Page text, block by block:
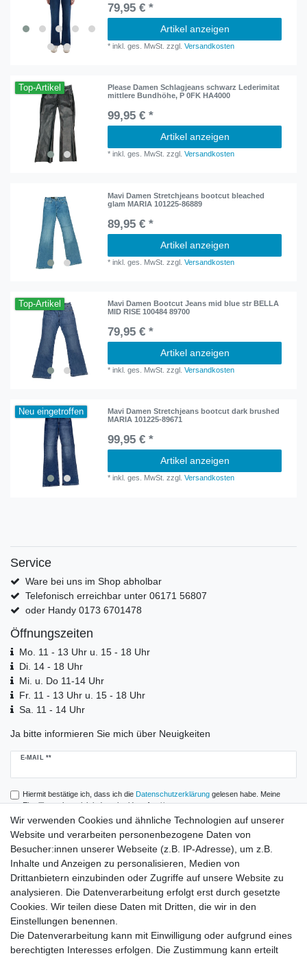
79,95 € *
Artikel anzeigen
*inkl. ges. MwSt. zzgl.Versandkosten
Top-Artikel
Please Damen Schlagjeans schwarz Lederimitat
mittlere Bundhöhe, P 0FK HA4000
99,95 € *
Artikel anzeigen
*inkl. ges. MwSt. zzgl.Versandkosten
Mavi Damen Stretchjeans bootcut bleached
glam MARIA 101225-86889
89,95 € *
Artikel anzeigen
*inkl. ges. MwSt. zzgl.Versandkosten
Top-Artikel
Mavi Damen Bootcut Jeans mid blue str BELLA
MID RISE 100484 89700
79,95 € *
Artikel anzeigen
*inkl. ges. MwSt. zzgl.Versandkosten
Neu eingetroffen
Mavi Damen Stretchjeans bootcut dark brushed
MARIA 101225-89671
99,95 € *
Artikel anzeigen
*inkl. ges. MwSt. zzgl.Versandkosten
Service
Ware bei uns im Shop abholbar
Telefonisch erreichbar unter 06171 56807
oder Handy 0173 6701478
Öffnungszeiten
Mo. 11 - 13 Uhr u. 15 - 18 Uhr
Di. 14 - 18 Uhr
Mi. u. Do 11-14 Uhr
Fr. 11 - 13 Uhr u. 15 - 18 Uhr
Sa. 11 - 14 Uhr
Ja bitte informieren Sie mich über Neuigkeiten
E-MAIL **
Newsletter
Hiermit bestätige ich, dass ich die Daten­schutz­erklärunggelesen habe. Meine
Einwilligung kann ich jederzeit widerrufen.**
Abonnieren
** Hierbei handelt es sich um ein Pflichtfeld.
Zahlung und Versand
Wir verwenden Cookies und ähnliche Technologien auf unserer
Website und verarbeiten personenbezogene Daten von
Besucher:innen unserer Webseite (z.B. IP-Adresse), um z.B.
Inhalte und Anzeigen zu personalisieren, Medien von
Drittanbietern einzubinden oder Zugriffe auf unsere Website zu
analysieren. Die Datenverarbeitung erfolgt erst durch gesetzte
Cookies. Wir teilen diese Daten mit Dritten, die wir in den
Einstellungen benennen.
Die Datenverarbeitung kann mit Einwilligung oder aufgrund eines
berechtigten Interesses erfolgen. Die Zustimmung kann erteilt